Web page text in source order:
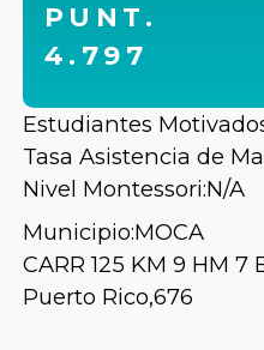
PUNT.
4.797
Estudiantes
Tasa Asistencia de
Nivel Montessori:N/A
Municipio:MOCA
CARR 125 KM 9 HM 7
Puerto Rico,676